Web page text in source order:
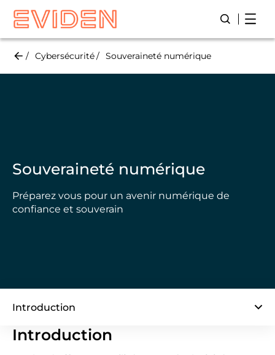
Skip
main
Lancer/
Cybersécurité Souveraineté numérique
Souveraineté numérique
Préparez vous pour un avenir numérique de
confiance et souverain
Introduction
Introduction